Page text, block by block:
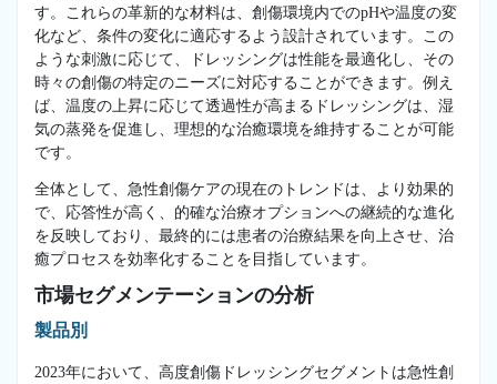
す。これらの革新的な材料は、創傷環境内でのpHや温度の変
化など、条件の変化に適応するよう設計されています。この
ような刺激に応じて、ドレッシングは性能を最適化し、その
時々の創傷の特定のニーズに対応することができます。例え
ば、温度の上昇に応じて透過性が高まるドレッシングは、湿
気の蒸発を促進し、理想的な治癒環境を維持することが可能
です。
全体として、急性創傷ケアの現在のトレンドは、より効果的
で、応答性が高く、的確な治療オプションへの継続的な進化
を反映しており、最終的には患者の治療結果を向上させ、治
癒プロセスを効率化することを目指しています。
市場セグメンテーションの分析
製品別
2023年において、高度創傷ドレッシングセグメントは急性創